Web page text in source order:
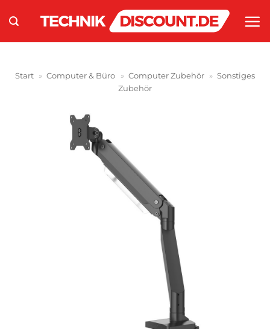
Inhalt
springen
Start » Computer & Büro » Computer Zubehör » Sonstiges
Zubehör